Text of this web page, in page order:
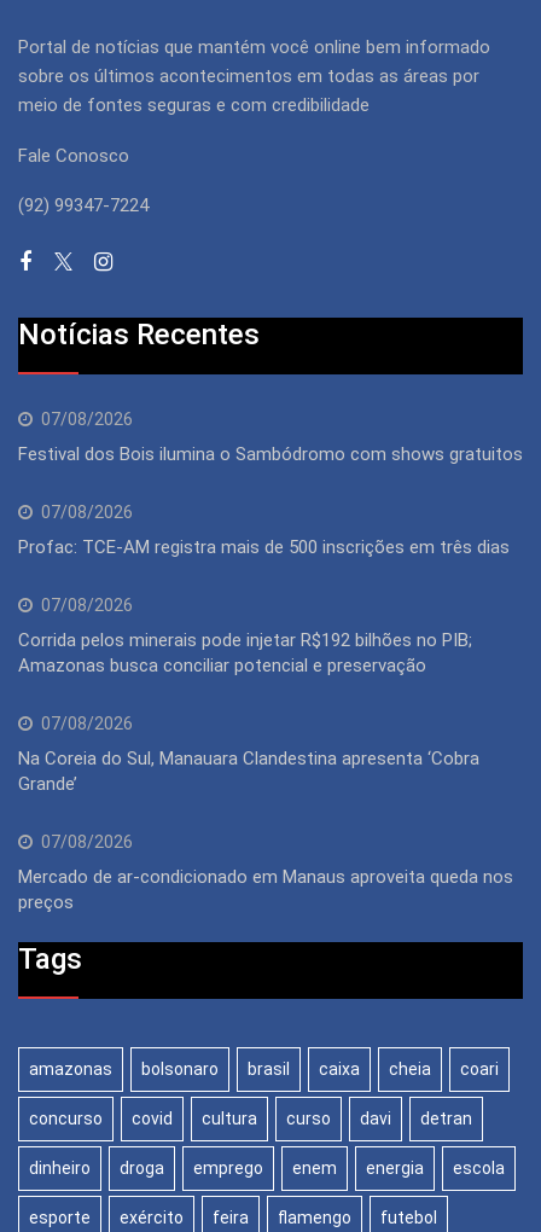
Portal de notícias que mantém você online bem informado
sobre os últimos acontecimentos em todas as áreas por
meio de fontes seguras e com credibilidade
Fale Conosco
(92) 99347-7224
Notícias Recentes
07/08/2026
Festival dos Bois ilumina o Sambódromo com shows gratuitos
07/08/2026
Profac: TCE-AM registra mais de 500 inscrições em três dias
07/08/2026
Corrida pelos minerais pode injetar R$192 bilhões no PIB;
Amazonas busca conciliar potencial e preservação
07/08/2026
Na Coreia do Sul, Manauara Clandestina apresenta ‘Cobra
Grande’
07/08/2026
Mercado de ar-condicionado em Manaus aproveita queda nos
preços
Tags
amazonas bolsonaro brasil caixa cheia coari
concurso covid cultura curso davi detran
dinheiro droga emprego enem energia escola
esporte exército feira flamengo futebol